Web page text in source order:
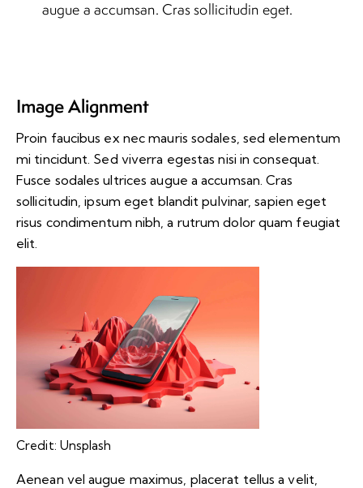
augue a accumsan. Cras sollicitudin eget.
Image Alignment
Proin faucibus ex nec mauris sodales, sed elementum
mi tincidunt. Sed viverra egestas nisi in consequat.
Fusce sodales ultrices augue a accumsan. Cras
sollicitudin, ipsum eget blandit pulvinar, sapien eget
risus condimentum nibh, a rutrum dolor quam feugiat
elit.
Credit: Unsplash
Aenean vel augue maximus, placerat tellus a velit,